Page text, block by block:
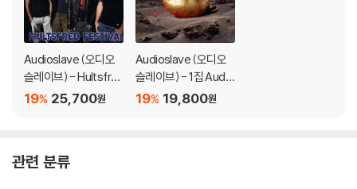
3) 컬러 디스크는 제작 과정에서 다른 색상 염료가 섞여 얼룩과 번짐, 반점
등이 발생할 수 있습니다.
※ 반품/교환 안내
1) 불량으로 인한 반품/교환 요청 시에는 불량 확인을 위해 개봉 시의 동영
상을 요청할 수 있으며, 동영상이 없는 경우 반품/교환이 제한될 수 있습니
문의 바랍니다.
Audioslave (오디오
슬레이브) - Hultsfre
d Festival: FM Broad
25,700원
19%
Audioslave (오디오
슬레이브) - 1집 Audio
slave 19,800원
19%
관련 분류